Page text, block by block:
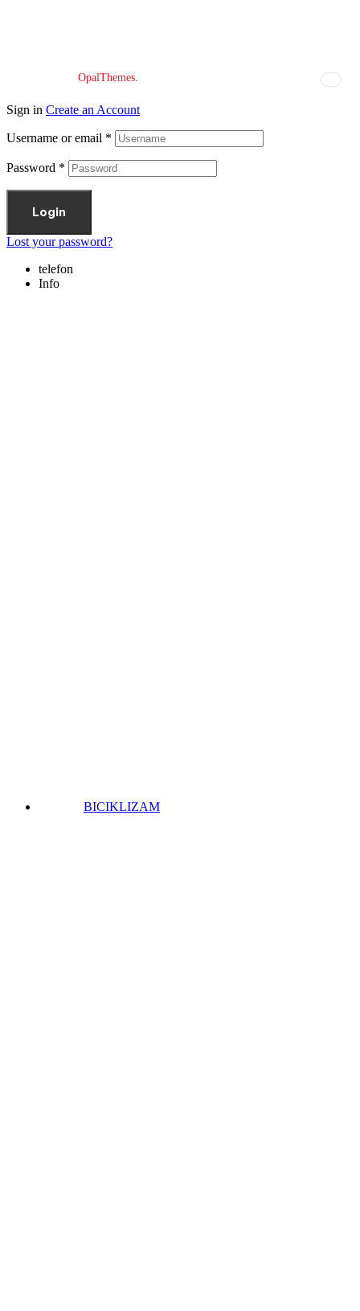
OpalThemes.
Sign in Create an Account
Username or email *
Password *
Login
Lost your password?
telefon
Info
BICIKLIZAM